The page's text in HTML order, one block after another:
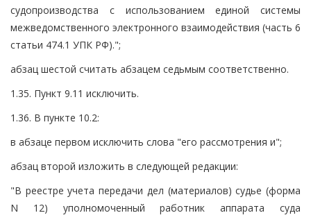
судопроизводства с использованием единой системы
межведомственного электронного взаимодействия (часть 6
статьи 474.1 УПК РФ).";
абзац шестой считать абзацем седьмым соответственно.
1.35. Пункт 9.11 исключить.
1.36. В пункте 10.2:
в абзаце первом исключить слова "его рассмотрения и";
абзац второй изложить в следующей редакции:
"В реестре учета передачи дел (материалов) судье (форма
N 12) уполномоченный работник аппарата суда